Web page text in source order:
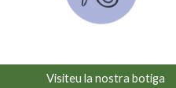
Visiteu la nostra botiga